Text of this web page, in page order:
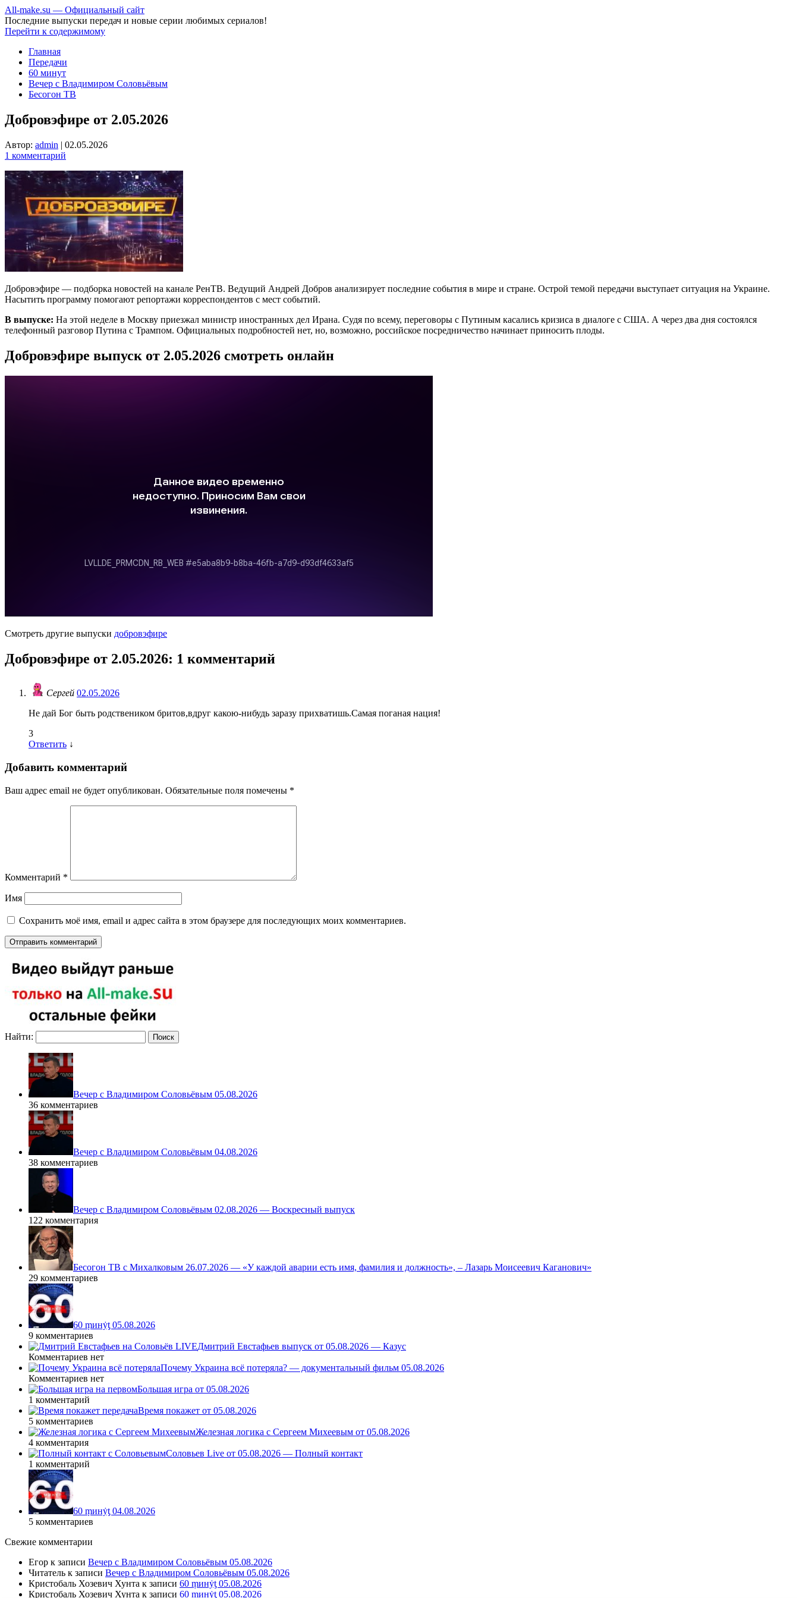
All-make.su — Официальный сайт
Последние выпуски передач и новые серии любимых сериалов!
Перейти к содержимому
Главная
Передачи
60 минут
Вечер с Владимиром Соловьёвым
Бесогон ТВ
Добровэфире от 2.05.2026
Автор: admin | 02.05.2026
1 комментарий
Добровэфире — подборка новостей на канале РенТВ. Ведущий Андрей Добров анализирует последние события в мире и стране. Острой темой передачи выступает ситуация на Украине.
Насытить программу помогают репортажи корреспондентов с мест событий.
В выпуске: На этой неделе в Москву приезжал министр иностранных дел Ирана. Судя по всему, переговоры с Путиным касались кризиса в диалоге с США. А через два дня состоялся
телефонный разговор Путина с Трампом. Официальных подробностей нет, но, возможно, российское посредничество начинает приносить плоды.
Добровэфире выпуск от 2.05.2026 смотреть онлайн
Смотреть другие выпуски добровэфире
Добровэфире от 2.05.2026: 1 комментарий
Сергей 02.05.2026
Не дай Бог быть родствеником бритов,вдруг какою-нибудь заразу прихватишь.Самая поганая нация!
3
Ответить ↓
Добавить комментарий
Ваш адрес email не будет опубликован. Обязательные поля помечены *
Комментарий *
Имя
Сохранить моё имя, email и адрес сайта в этом браузере для последующих моих комментариев.
Найти:
Вечер с Владимиром Соловьёвым 05.08.2026
36 комментариев
Вечер с Владимиром Соловьёвым 04.08.2026
38 комментариев
Вечер с Владимиром Соловьёвым 02.08.2026 — Воскресный выпуск
122 комментария
Бесогон ТВ с Михалковым 26.07.2026 — «У каждой аварии есть имя, фамилия и должность», – Лазарь Моисеевич Каганович»
29 комментариев
60 ṃинẏƫ 05.08.2026
9 комментариев
Дмитрий Евстафьев выпуск от 05.08.2026 — Казус
Комментариев нет
Почему Украина всё потеряла? — документальный фильм 05.08.2026
Комментариев нет
Большая игра от 05.08.2026
1 комментарий
Время покажет от 05.08.2026
5 комментариев
Железная логика с Сергеем Михеевым от 05.08.2026
4 комментария
Соловьев Live от 05.08.2026 — Полный контакт
1 комментарий
60 ṃинẏƫ 04.08.2026
5 комментариев
Свежие комментарии
Егор к записи Вечер с Владимиром Соловьёвым 05.08.2026
Читатель к записи Вечер с Владимиром Соловьёвым 05.08.2026
Кристобаль Хозевич Хунта к записи 60 ṃинẏƫ 05.08.2026
Кристобаль Хозевич Хунта к записи 60 ṃинẏƫ 05.08.2026